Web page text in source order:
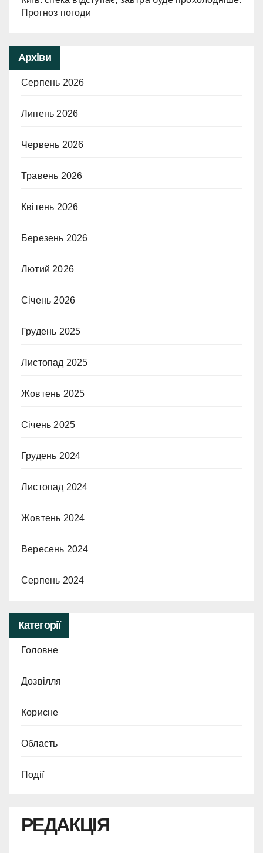
Прогноз погоди
Архіви
Серпень 2026
Липень 2026
Червень 2026
Травень 2026
Квітень 2026
Березень 2026
Лютий 2026
Січень 2026
Грудень 2025
Листопад 2025
Жовтень 2025
Січень 2025
Грудень 2024
Листопад 2024
Жовтень 2024
Вересень 2024
Серпень 2024
Категорії
Головне
Дозвілля
Корисне
Область
Події
РЕДАКЦІЯ